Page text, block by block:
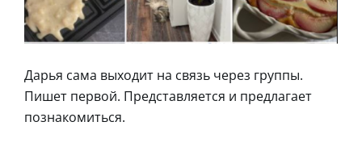
Дарья сама выходит на связь через группы.
Пишет первой. Представляется и предлагает
познакомиться.